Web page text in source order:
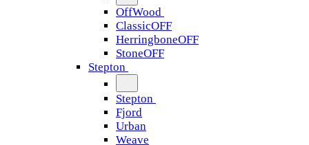
OffWood
ClassicOFF
HerringboneOFF
StoneOFF
Stepton
Stepton
Fjord
Urban
Weave